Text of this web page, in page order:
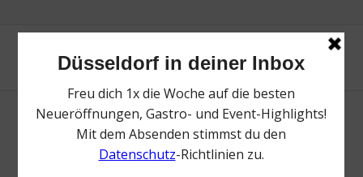
Neue Suche
Suchergebnis nicht zufriedenstellend? Versuche es mal mit